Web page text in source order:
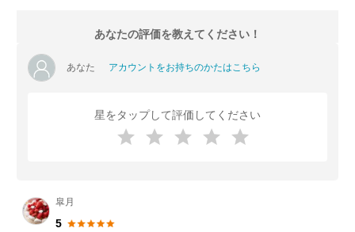
あなたの評価を教えてください！
あなた アカウントをお持ちのかたはこちら
星をタップして評価してください
皐月
5